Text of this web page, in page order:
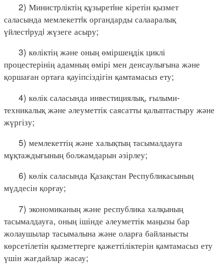
2) Министрліктің құзыретiне кіретін қызмет
саласында мемлекеттiк органдарды салааралық
үйлестiрудi жүзеге асыру;
3) көліктің және оның өміршеңдік циклі
процестерінің адамның өмірі мен денсаулығына және
қоршаған ортаға қауіпсіздігін қамтамасыз ету;
4) көлік саласында инвестициялық, ғылыми-
техникалық және әлеуметтік саясатты қалыптастыру және
жүргізу;
5) мемлекеттің және халықтың тасымалдауға
мұқтаждығының болжамдарын әзірлеу;
6) көлік саласында Қазақстан Республикасының
мүддесін қорғау;
7) экономиканың және республика халқының
тасымалдауға, оның ішінде әлеуметтік маңызы бар
жолаушылар тасымалына және оларға байланысты
көрсетілетін қызметтерге қажеттіліктерін қамтамасыз ету
үшін жағдайлар жасау;